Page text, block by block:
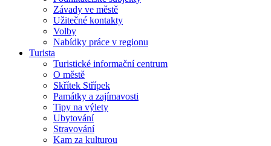
Závady ve městě
Užitečné kontakty
Volby
Nabídky práce v regionu
Turista
Turistické informační centrum
O městě
Skřítek Střípek
Památky a zajímavosti
Tipy na výlety
Ubytování
Stravování
Kam za kulturou